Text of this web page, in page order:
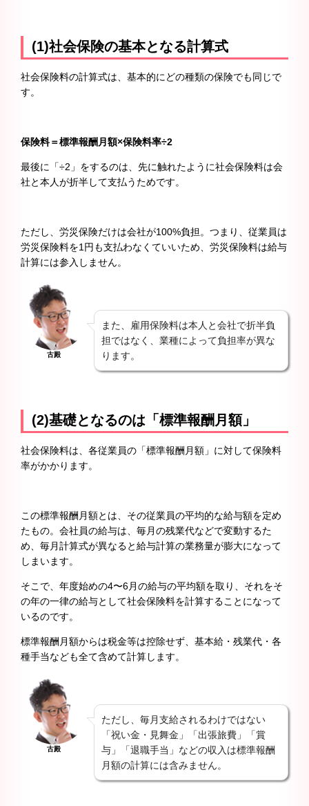
(1)社会保険の基本となる計算式
社会保険料の計算式は、基本的にどの種類の保険でも同じで
す。
保険料＝標準報酬月額×保険料率÷2
最後に「÷2」をするのは、先に触れたように社会保険料は会
社と本人が折半して支払うためです。
ただし、労災保険だけは会社が100%負担。つまり、従業員は
労災保険料を1円も支払わなくていいため、労災保険料は給与
計算には参入しません。
古殿
また、雇用保険料は本人と会社で折半負
担ではなく、業種によって負担率が異な
ります。
(2)基礎となるのは「標準報酬月額」
社会保険料は、各従業員の「標準報酬月額」に対して保険料
率がかかります。
この標準報酬月額とは、その従業員の平均的な給与額を定め
たもの。会社員の給与は、毎月の残業代などで変動するた
め、毎月計算式が異なると給与計算の業務量が膨大になって
しまいます。
そこで、年度始めの4〜6月の給与の平均額を取り、それをそ
の年の一律の給与として社会保険料を計算することになって
いるのです。
標準報酬月額からは税金等は控除せず、基本給・残業代・各
種手当なども全て含めて計算します。
古殿
ただし、毎月支給されるわけではない
「祝い金・見舞金」「出張旅費」「賞
与」「退職手当」などの収入は標準報酬
月額の計算には含みません。